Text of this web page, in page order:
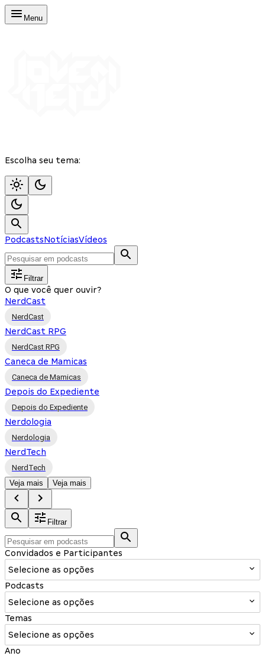
Menu
Escolha seu tema:
PodcastsNotíciasVídeos
Filtrar
O que você quer ouvir?
NerdCast
NerdCast
NerdCast RPG
NerdCast RPG
Caneca de Mamicas
Caneca de Mamicas
Depois do Expediente
Depois do Expediente
Nerdologia
Nerdologia
NerdTech
NerdTech
Veja mais
Veja mais
Filtrar
Convidados e Participantes
Selecione as opções
Podcasts
Selecione as opções
Temas
Selecione as opções
Ano